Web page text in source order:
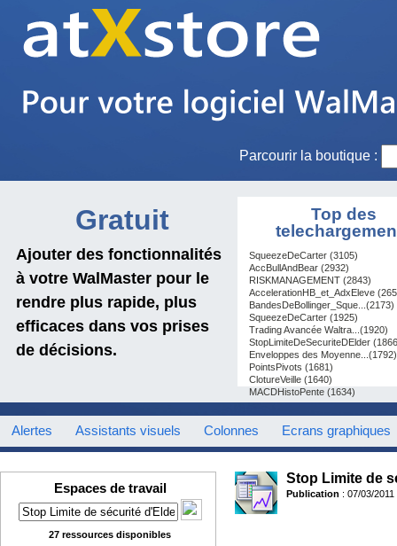
Parcourir la boutique :
Gratuit
Ajouter des fonctionnalités
à votre WalMaster pour le
rendre plus rapide, plus
efficaces dans vos prises
de décisions.
Top des
SqueezeDeCarter (3105)
AccBullAndBear (2932)
RISKMANAGEMENT (2843)
AccelerationHB_et_AdxEleve
BandesDeBollinger_Sque...(2173)
SqueezeDeCarter (1925)
Trading Avancée Waltra...(1920)
StopLimiteDeSecuriteDElder
Enveloppes des Moyenne...(1792)
PointsPivots (1681)
ClotureVeille (1640)
MACDHistoPente (1634)
Alertes Assistants visuels Colonnes Ecrans graphiques
Espaces de travail
27 ressources disponibles
Stop Limite de
Publication : 07/03/